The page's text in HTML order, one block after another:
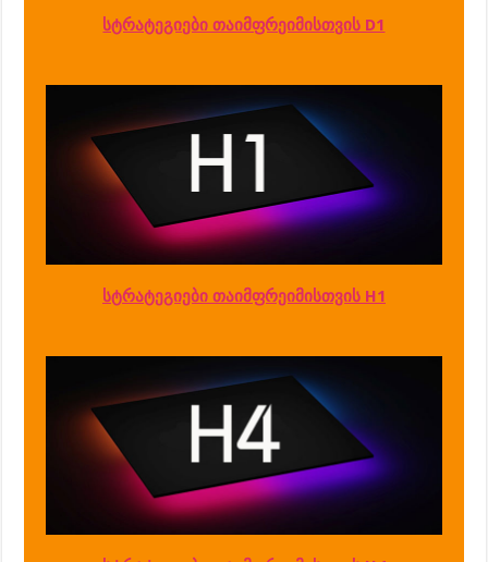
სტრატეგიები თაიმფრეიმისთვის D1
სტრატეგიები თაიმფრეიმისთვის H1